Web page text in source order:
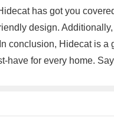
has got you
design.
conclusion, Hidecat is
have for every home.